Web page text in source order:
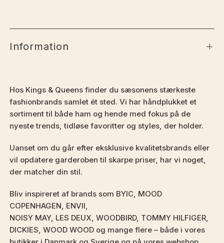
Information
Hos Kings & Queens finder du sæsonens stærkeste
fashionbrands samlet ét sted. Vi har håndplukket et
sortiment til både ham og hende med fokus på de
nyeste trends, tidløse favoritter og styles, der holder.
Uanset om du går efter eksklusive kvalitetsbrands eller
vil opdatere garderoben til skarpe priser, har vi noget,
der matcher din stil.
Bliv inspireret af brands som BYIC, MOOD
COPENHAGEN, ENVII,
NOISY MAY, LES DEUX, WOODBIRD, TOMMY HILFIGER,
DICKIES, WOOD WOOD og mange flere – både i vores